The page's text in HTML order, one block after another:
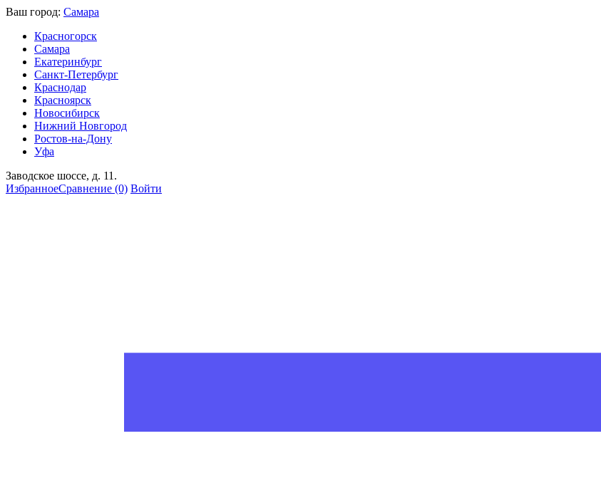
Ваш город: Самара
Красногорск
Самара
Екатеринбург
Санкт-Петербург
Краснодар
Красноярск
Новосибирск
Нижний Новгород
Ростов-на-Дону
Уфа
Заводское шоссе, д. 11.
ИзбранноеСравнение (0) Войти